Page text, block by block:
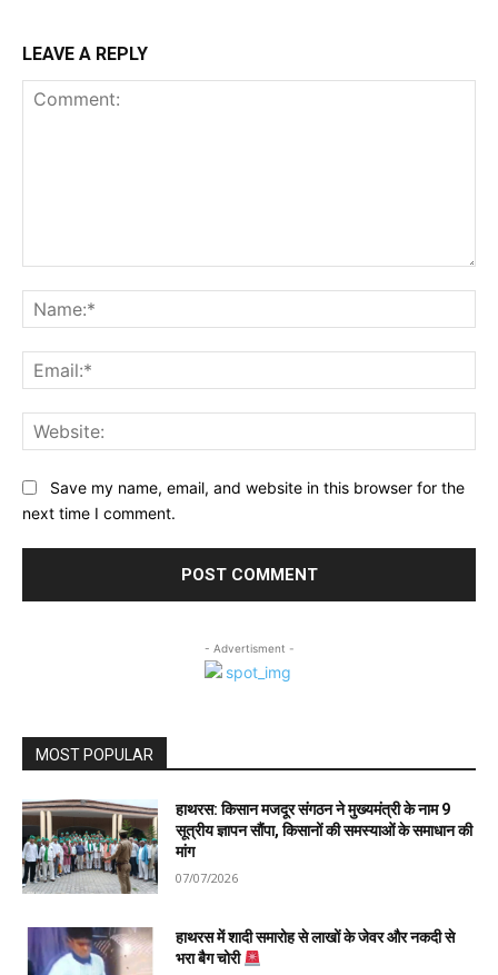
LEAVE A REPLY
Save my name, email, and website in this browser for the
next time I comment.
- Advertisment -
MOST POPULAR
हाथरस: किसान मजदूर संगठन ने मुख्यमंत्री के नाम 9
सूत्रीय ज्ञापन सौंपा, किसानों की समस्याओं के समाधान की
मांग
07/07/2026
हाथरस में शादी समारोह से लाखों के जेवर और नकदी से
भरा बैग चोरी